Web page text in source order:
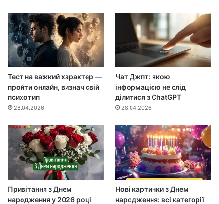
Тест на важкий характер —
пройти онлайн, визнач свій
психотип
28.04.2026
Чат Джпт: якою
інформацією не слід
ділитися з ChatGPT
28.04.2026
Привітання з Днем
народження у 2026 році
Нові картинки з Днем
народження: всі категорії